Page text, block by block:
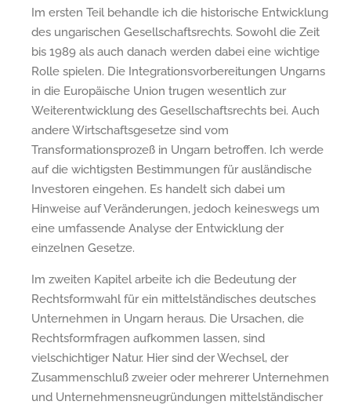
Im ersten Teil behandle ich die historische Entwicklung
des ungarischen Gesellschaftsrechts. Sowohl die Zeit
bis 1989 als auch danach werden dabei eine wichtige
Rolle spielen. Die Integrationsvorbereitungen Ungarns
in die Europäische Union trugen wesentlich zur
Weiterentwicklung des Gesellschaftsrechts bei. Auch
andere Wirtschaftsgesetze sind vom
Transformationsprozeß in Ungarn betroffen. Ich werde
auf die wichtigsten Bestimmungen für ausländische
Investoren eingehen. Es handelt sich dabei um
Hinweise auf Veränderungen, jedoch keineswegs um
eine umfassende Analyse der Entwicklung der
einzelnen Gesetze.
Im zweiten Kapitel arbeite ich die Bedeutung der
Rechtsformwahl für ein mittelständisches deutsches
Unternehmen in Ungarn heraus. Die Ursachen, die
Rechtsformfragen aufkommen lassen, sind
vielschichtiger Natur. Hier sind der Wechsel, der
Zusammenschluß zweier oder mehrerer Unternehmen
und Unternehmensneugründungen mittelständischer